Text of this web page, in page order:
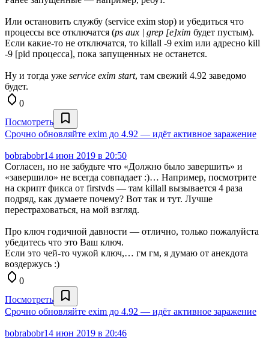
Или остановить службу (service exim stop) и убедиться что
процессы все отключатся (ps aux | grep [e]xim будет пустым).
Если какие-то не отключатся, то killall -9 exim или адресно kill
-9 [pid процесса], пока запущенных не останется.
Ну и тогда уже service exim start, там свежий 4.92 заведомо
будет.
0
Посмотреть
Срочно обновляйте exim до 4.92 — идёт активное заражение
bobrabobr14 июн 2019 в 20:50
Согласен, но не забудьте что «Должно было завершить» и
«завершило» не всегда совпадает :)… Например, посмотрите
на скрипт фикса от firstvds — там killall вызывается 4 раза
подряд, как думаете почему? Вот так и тут. Лучше
перестраховаться, на мой взгляд.
Про ключ годичной давности — отлично, только пожалуйста
убедитесь что это Ваш ключ.
Если это чей-то чужой ключ,… гм гм, я думаю от анекдота
воздержусь :)
0
Посмотреть
Срочно обновляйте exim до 4.92 — идёт активное заражение
bobrabobr14 июн 2019 в 20:46